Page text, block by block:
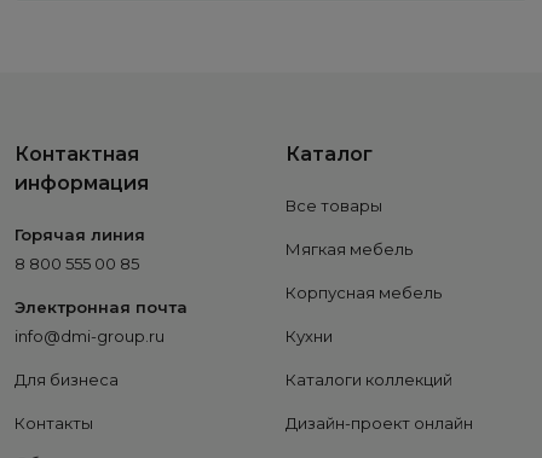
Контактная
информация
Горячая линия
8 800 555 00 85
Электронная почта
info@dmi-group.ru
Для бизнеса
Контакты
Каталог
Все товары
Мягкая мебель
Корпусная мебель
Кухни
Каталоги коллекций
Дизайн-проект онлайн